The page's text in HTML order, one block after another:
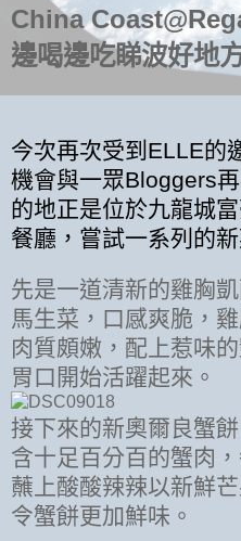
China
邊喝邊吃睇波好地
今次再次受到ELLE的
機會與一眾Bloggers
的地正是位於九龍城
餐廳，嘗試一系列的新
先是一道清新的雞胸
馬生菜，口感爽脆，
肉質頗嫩，配上惹味
胃口開始活躍起來。
接下來的新奧爾良蟹
含十足百分百的蟹肉
蘸上酸酸辣辣以新鮮
令蟹餅更加鮮味。